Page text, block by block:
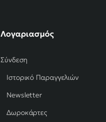
Λογαριασμός
Σύνδεση
Ιστορικό Παραγγελιών
Newsletter
Δωροκάρτες